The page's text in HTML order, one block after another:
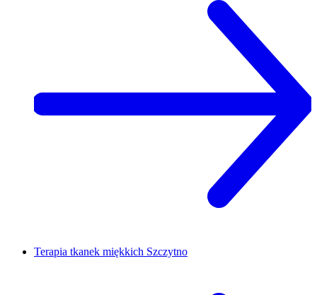
Terapia tkanek miękkich Szczytno